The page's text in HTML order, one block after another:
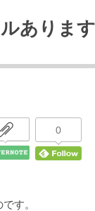
あります
0
す。